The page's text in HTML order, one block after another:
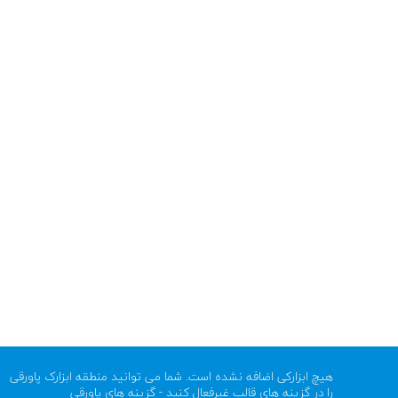
هیچ ابزارکی اضافه نشده است. شما می توانید منطقه ابزارک پاورقی
را در گزینه های قالب غیرفعال کنید - گزینه های پاورقی